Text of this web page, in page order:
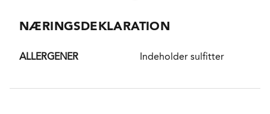
Roussanne, Marsanne og Boubolenc.
Chateauneuf-du-Pape er en historisk appellation
af Rhonedalen. I vinmarkerne med de runde, hvide
NÆRINGSDEKLARATION
ALLERGENER Indeholder sulfitter